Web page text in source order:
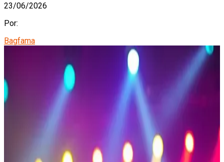
23/06/2026
Por:
Bagfama